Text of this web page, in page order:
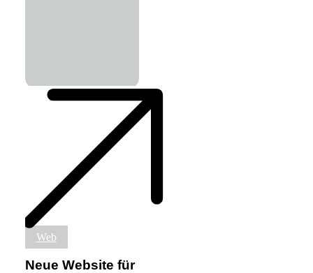
Neue
Website
für
Web
Neue Website für